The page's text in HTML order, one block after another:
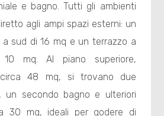
e bagno. Tutti gli ambienti
agli ampi spazi esterni: un
sud di 16 mq e un terrazzo a
mq. Al piano superiore,
48 mq, si trovano due
un secondo bagno e ulteriori
30 mq, ideali per godere di